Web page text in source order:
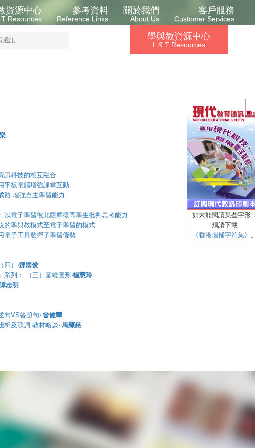
資源中心
T Resources
參考資料
Reference Links
關於我們
About Us
客戶服務
Customer Services
通訊 學與教資源中心
L & T Resources
如未能閱讀某些字形，
煩請下載
《香港增補字符集》 。
訊科技的相互融合
平板電腦增強課堂互動
熟 增強自主學習能力
以電子學習彼此觀摩提高學生批判思考能力
的學與教模式至電子學習的模式
電子工具發揮了學習優勢
） ‧鄧國俊
系列： （三）圍繞圖形‧楊慧玲
譚志明
句VS答題句‧ 曾健華
析及歌詞 教材略談‧ 馬顯慈